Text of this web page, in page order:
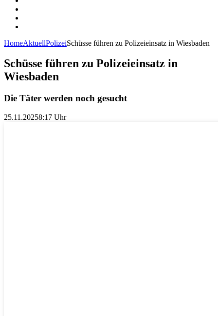
HomeAktuellPolizeiSchüsse führen zu Polizeieinsatz in Wiesbaden
Schüsse führen zu Polizeieinsatz in
Wiesbaden
Die Täter werden noch gesucht
25.11.20258:17 Uhr